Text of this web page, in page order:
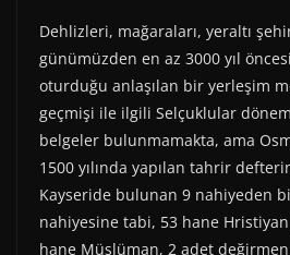
Dehlizleri, mağaraları, yeraltı
günümüzden en az 3000 yıl
oturduğu anlaşılan bir yerleşim
geçmişi ile ilgili Selçuklular
belgeler bulunmamakta, ama
1500 yılında yapılan tahrir
Kayseride bulunan 9 nahiyeden
nahiyesine tabi, 53 hane
hane Müslüman, 2 adet